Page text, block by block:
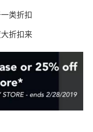
类折扣
折扣来